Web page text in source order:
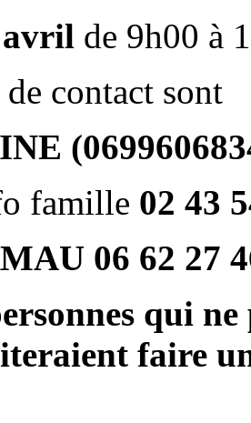
de 9h00 à
contact sont
famille 02 43
06 62 27
qui
faire